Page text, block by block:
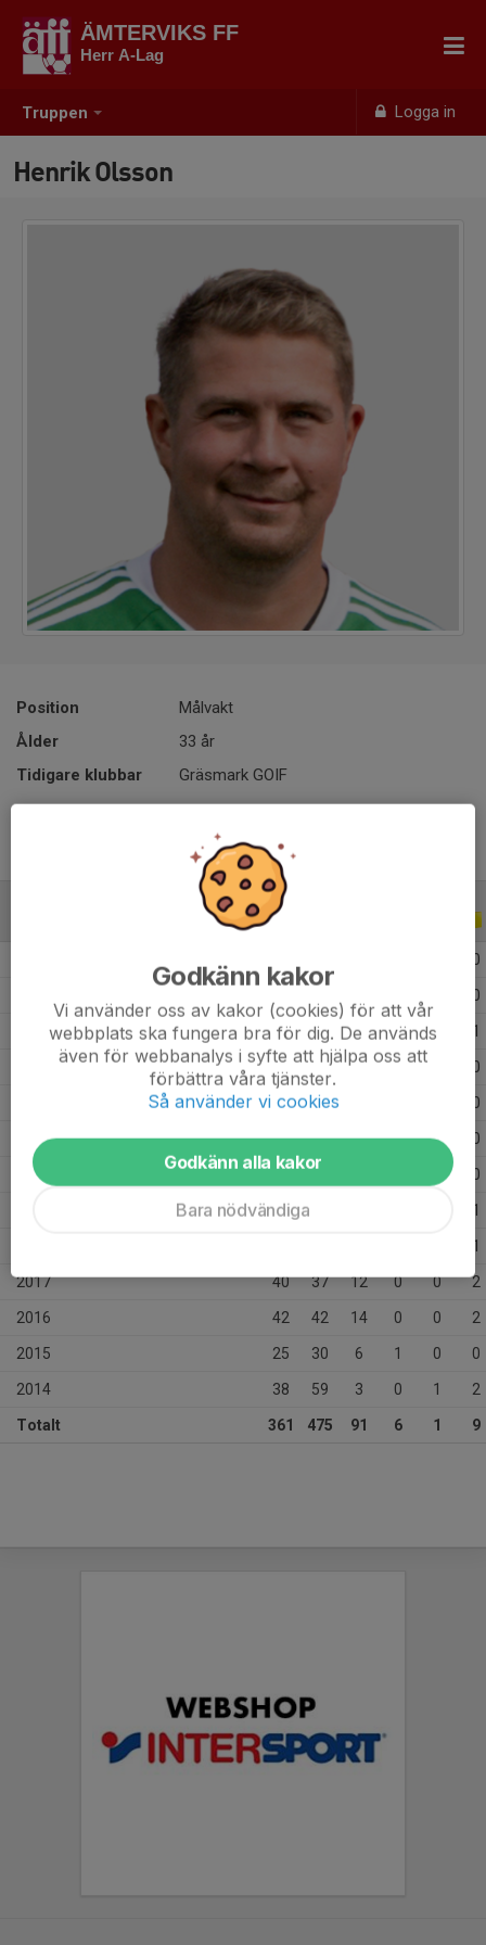
Truppen Logga in
ÄMTERVIKS FF
Herr A-Lag
Henrik Olsson
Position
Målvakt
Ålder
33 år
Tidigare klubbar
Gräsmark GOIF
0
0
2024 30 35 10 0 0 1
27 16 14 0 0
22 25 0
2021 23 45 2 5 0 0
2020 14 20 0
34 1
1
2017 40 37 12 0 0 2
2016 42 42 14 0 0 2
2015 25 30 6 1 0 0
2014 38 59 3 0 1 2
Totalt 361 475 91 6 1 9
Godkänn kakor
Vi använder oss av kakor (cookies) för att vår
webbplats ska fungera bra för dig. De används
även för webbanalys i syfte att hjälpa oss att
förbättra våra tjänster.
Så använder vi cookies
Godkänn alla kakor
Bara nödvändiga